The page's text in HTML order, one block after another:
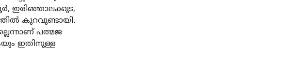
ഇരിഞ്ഞാലക്കുട,
കുറവുണ്ടായി.
പത്മജ
ഇതിനുള്ള